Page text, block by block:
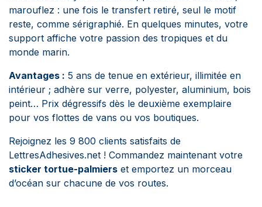
marouflez : une fois le transfert retiré, seul le motif
reste, comme sérigraphié. En quelques minutes, votre
support affiche votre passion des tropiques et du
monde marin.
Avantages : 5 ans de tenue en extérieur, illimitée en
intérieur ; adhère sur verre, polyester, aluminium, bois
peint… Prix dégressifs dès le deuxième exemplaire
pour vos flottes de vans ou vos boutiques.
Rejoignez les 9 800 clients satisfaits de
LettresAdhesives.net ! Commandez maintenant votre
sticker tortue-palmiers et emportez un morceau
d’océan sur chacune de vos routes.